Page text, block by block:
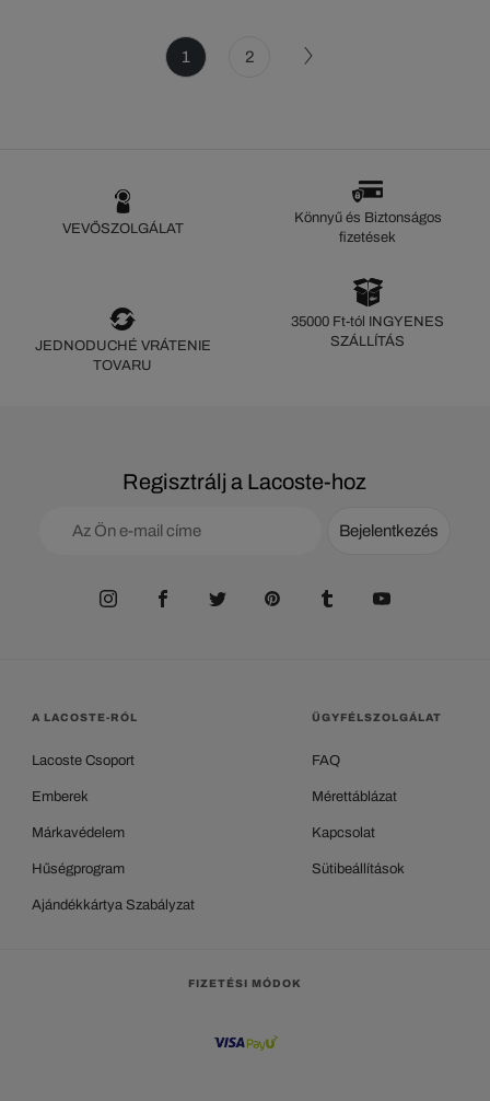
1 2
VEVŐSZOLGÁLAT
Könnyű és Biztonságos
fizetések
JEDNODUCHÉ VRÁTENIE
TOVARU
35000 Ft-tól INGYENES
SZÁLLÍTÁS
Regisztrálj a Lacoste-hoz
Bejelentkezés
A LACOSTE-RÓL
Lacoste Csoport
Emberek
Márkavédelem
Hűségprogram
Ajándékkártya Szabályzat
ÜGYFÉLSZOLGÁLAT
FAQ
Mérettáblázat
Kapcsolat
Sütibeállítások
FIZETÉSI MÓDOK